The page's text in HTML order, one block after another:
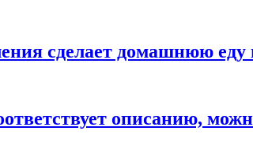
сделает домашнюю еду
описанию,